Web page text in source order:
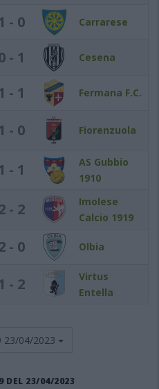
- 0 Carrarese
- 1 Cesena
- 1 Fermana F.C.
- 0 Fiorenzuola
- 1
AS Gubbio
1910
- 2
Imolese
Calcio 1919
- 0 Olbia
- 2
Virtus
Entella
23/04/2023
DEL 23/04/2023